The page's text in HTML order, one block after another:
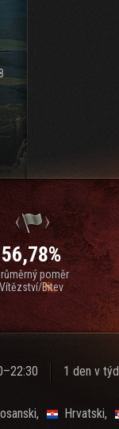
56,78%
poměr
Vítězství/Bitev
1 den v
Hrvatski